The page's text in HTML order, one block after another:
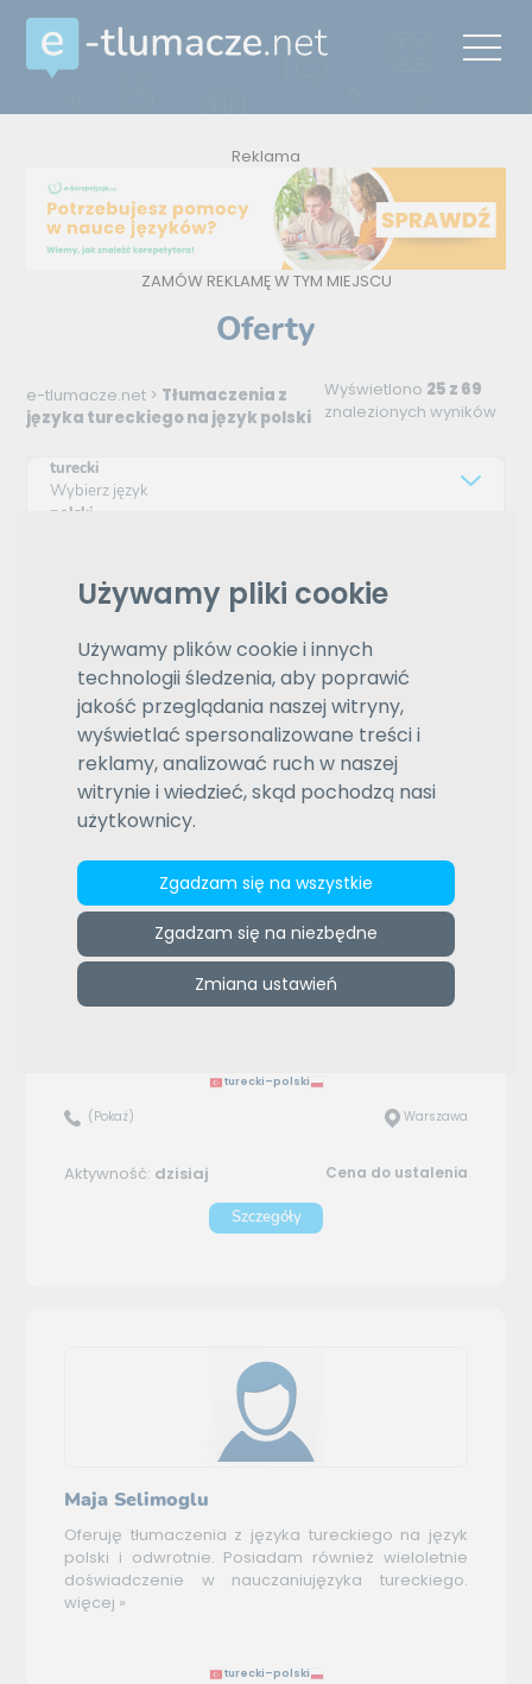
Używamy pliki cookie
Używamy plików cookie i innych
technologii śledzenia, aby poprawić
jakość przeglądania naszej witryny,
wyświetlać spersonalizowane treści i
reklamy, analizować ruch w naszej
witrynie i wiedzieć, skąd pochodzą nasi
użytkownicy.
Zgadzam się na wszystkie
Zgadzam się na niezbędne
Zmiana ustawień
Reklama
ZAMÓW REKLAMĘ W TYM MIEJSCU
Oferty
e-tlumacze.net > Tłumaczenia z
języka tureckiego na język polski
Wyświetlono 25 z 69
znalezionych wyników
turecki
Wybierz język
polski
Wybierz typ sortowania
Pozostałe oferty (69)
Ebru Orhan
Native speaker z językiem tureckim.Oferuję usługi
tłumaczenia z języka tureckiego na polski
i odwrotnie w formie ustnej lub pisemnej.Wykonuję
także korektę...więcej »
turecki–polski
(Pokaż) Warszawa
Aktywność: dzisiaj Cena do ustalenia
Szczegóły
Maja Selimoglu
Oferuję tłumaczenia z języka tureckiego na język
polski i odwrotnie. Posiadam również wieloletnie
doświadczenie w nauczaniujęzyka tureckiego.
więcej »
turecki–polski